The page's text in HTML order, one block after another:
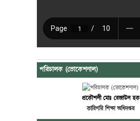
পরিচালক (ভোকেশনাল)
প্রকৌশলী মোঃ রেজাউল হক
কারিগরি শিক্ষা অধিদপ্তর